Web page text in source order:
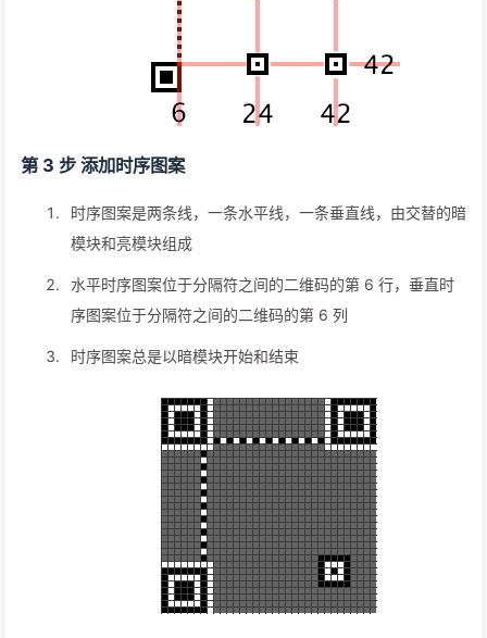
第 3 步 添加时序图案
时序图案是两条线，一条水平线，一条垂直线，由交替的暗
模块和亮模块组成
水平时序图案位于分隔符之间的二维码的第 6 行，垂直时
序图案位于分隔符之间的二维码的第 6 列
时序图案总是以暗模块开始和结束